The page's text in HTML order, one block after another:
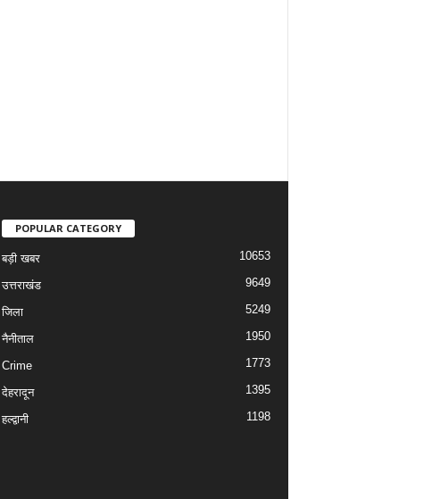
POPULAR CATEGORY
बड़ी खबर 10653
उत्तराखंड 9649
जिला 5249
नैनीताल 1950
Crime 1773
देहरादून 1395
हल्द्वानी 1198